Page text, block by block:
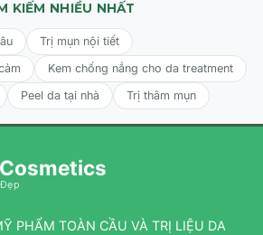
và sửa chữa 24 giờ.
KIẾM NHIỀU NHẤT
Trị mụn nội tiết
Kem chống nắng cho da treatment
Peel da tại nhà Trị thâm mụn
PHẨM TOÀN CẦU VÀ TRỊ LIỆU DA